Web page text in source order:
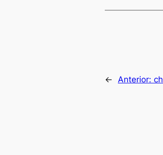
← Anterior: